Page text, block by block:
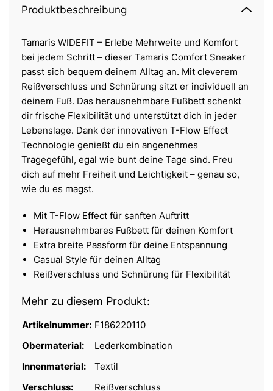
Produktbeschreibung
Tamaris WIDEFIT – Erlebe Mehrweite und Komfort
bei jedem Schritt – dieser Tamaris Comfort Sneaker
passt sich bequem deinem Alltag an. Mit cleverem
Reißverschluss und Schnürung sitzt er individuell an
deinem Fuß. Das herausnehmbare Fußbett schenkt
dir frische Flexibilität und unterstützt dich in jeder
Lebenslage. Dank der innovativen T-Flow Effect
Technologie genießt du ein angenehmes
Tragegefühl, egal wie bunt deine Tage sind. Freu
dich auf mehr Freiheit und Leichtigkeit – genau so,
wie du es magst.
Mit T-Flow Effect für sanften Auftritt
Herausnehmbares Fußbett für deinen Komfort
Extra breite Passform für deine Entspannung
Casual Style für deinen Alltag
Reißverschluss und Schnürung für Flexibilität
Mehr zu diesem Produkt:
Artikelnummer: F186220110
Obermaterial:
Lederkombination
Innenmaterial:
Textil
Verschluss:
Reißverschluss